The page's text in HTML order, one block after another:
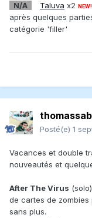
N/A
Taluva x2 NEW!
après quelques
catégorie 'filler'
Posté(e) 1
Vacances et double
nouveautés et
After The Virus
de cartes de zombies
sans plus.